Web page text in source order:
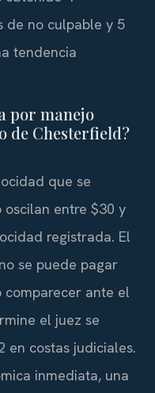
de no culpable y 5
tendencia
por manejo
de Chesterfield?
que se
entre $30 y
registrada. El
se puede pagar
ante el
el juez se
en costas judiciales.
inmediata, una